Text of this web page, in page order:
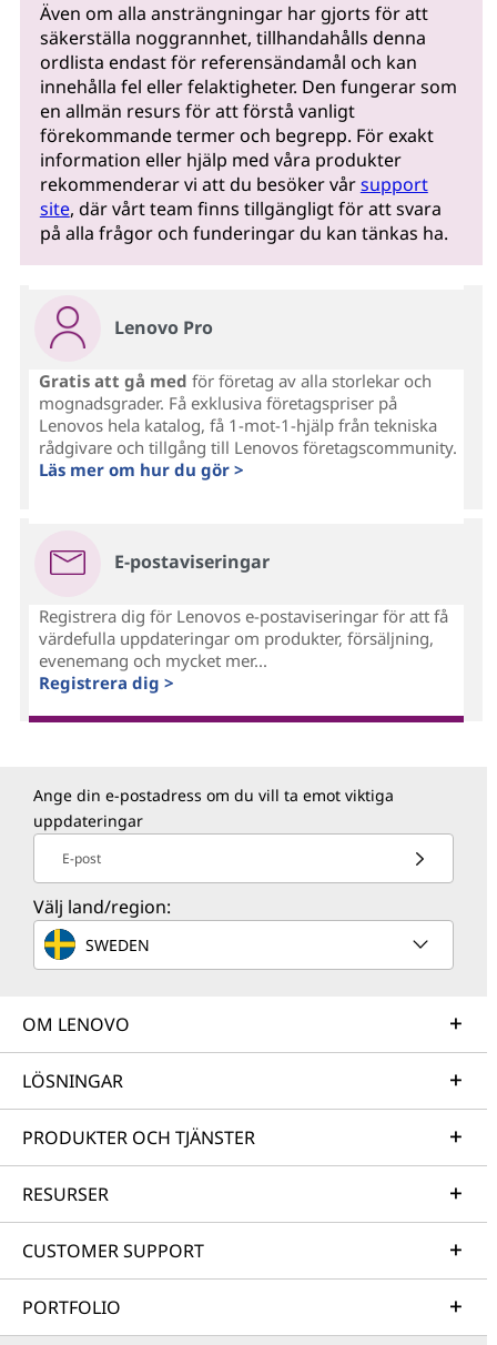
Även om alla ansträngningar har gjorts för att
säkerställa noggrannhet, tillhandahålls denna
ordlista endast för referensändamål och kan
innehålla fel eller felaktigheter. Den fungerar som
en allmän resurs för att förstå vanligt
förekommande termer och begrepp. För exakt
information eller hjälp med våra produkter
rekommenderar vi att du besöker vårsupport
site, där vårt team finns tillgängligt för att svara
på alla frågor och funderingar du kan tänkas ha.
Lenovo Pro
Gratis att gå med för företag av alla storlekar och
mognadsgrader. Få exklusiva företagspriser på
Lenovos hela katalog, få 1-mot-1-hjälp från tekniska
rådgivare och tillgång till Lenovos företagscommunity.
Läs mer om hur du gör >
E-postaviseringar
Registrera dig för Lenovos e-postaviseringar för att få
värdefulla uppdateringar om produkter, försäljning,
evenemang och mycket mer...
Registrera dig >
Ange din e-postadress om du vill ta emot viktiga
uppdateringar
E-post
Välj land/region:
SWEDEN
OM LENOVO
LÖSNINGAR
PRODUKTER OCH TJÄNSTER
RESURSER
CUSTOMER SUPPORT
PORTFOLIO